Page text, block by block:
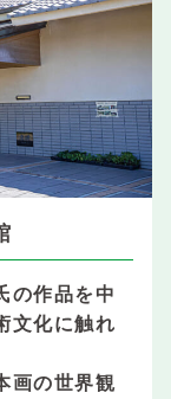
の作品を中
文化に触れ
画の世界観